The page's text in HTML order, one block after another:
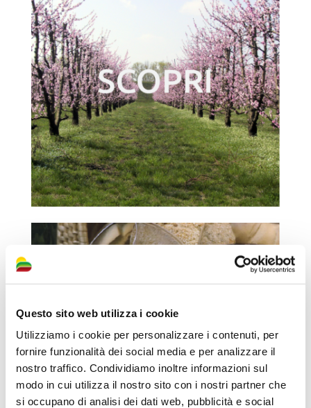
Questo sito web utilizza i cookie
Utilizziamo i cookie per personalizzare i contenuti, per
fornire funzionalità dei social media e per analizzare il
nostro traffico. Condividiamo inoltre informazioni sul
modo in cui utilizza il nostro sito con i nostri partner che
si occupano di analisi dei dati web, pubblicità e social